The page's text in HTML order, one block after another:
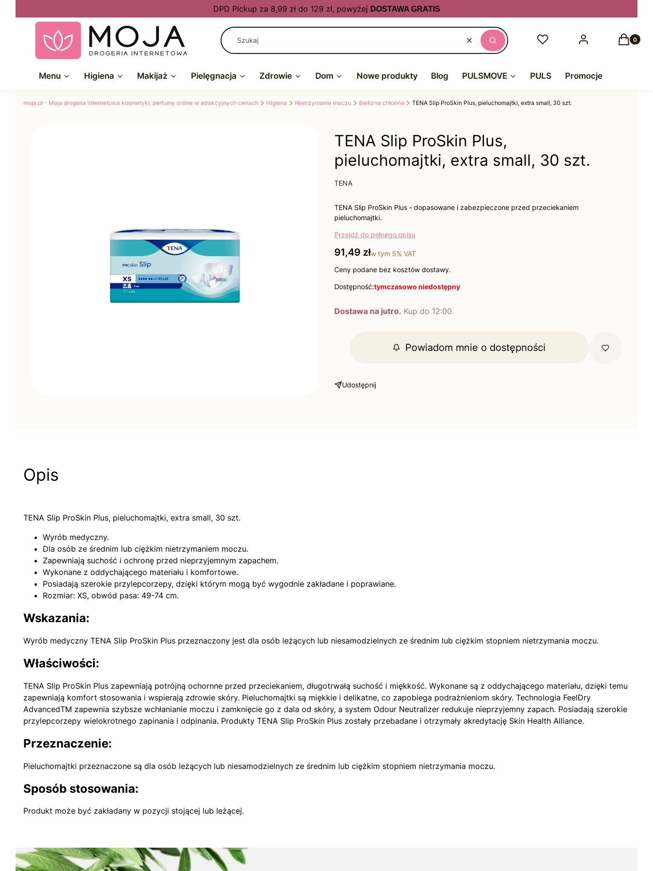
DPD Pickup za 8,99 zł do 129 zł, powyżej DOSTAWA GRATIS
WyczyśćSzukaj
Ulubione Zaloguj się Koszyk
Menu Higiena Makijaż Pielęgnacja Zdrowie Dom Nowe produkty Blog PULSMOVE PULS Promocje
moja.pl - Moja drogeria internetowa kosmetyki, perfumy online w atrakcyjnych cenach Higiena Nietrzymanie moczu Bielizna chłonna TENA Slip ProSkin Plus, pieluchomajtki, extra small, 30 szt.
TENA Slip ProSkin Plus,
pieluchomajtki, extra small, 30 szt.
TENA
TENA Slip ProSkin Plus - dopasowane i zabezpieczone przed przeciekaniem
pieluchomajtki.
Przejdź do pełnego opisu
Cena
91,49 złw tym 5% VAT
Ceny podane bez kosztów dostawy.
Dostępność:tymczasowo niedostępny
Dostawa na jutro. Kup do 12:00.
Powiadom mnie o dostępności
Udostępnij
Opis
TENA Slip ProSkin Plus, pieluchomajtki, extra small, 30 szt.
Wyrób medyczny.
Dla osób ze średnim lub ciężkim nietrzymaniem moczu.
Zapewniają suchość i ochronę przed nieprzyjemnym zapachem.
Wykonane z oddychającego materiału i komfortowe.
Posiadają szerokie przylepcorzepy, dzięki którym mogą być wygodnie zakładane i poprawiane.
Rozmiar: XS, obwód pasa: 49-74 cm.
Wskazania:
Wyrób medyczny TENA Slip ProSkin Plus przeznaczony jest dla osób leżących lub niesamodzielnych ze średnim lub ciężkim stopniem nietrzymania moczu.
Właściwości:
TENA Slip ProSkin Plus zapewniają potrójną ochornne przed przeciekaniem, długotrwałą suchość i miękkość. Wykonane są z oddychającego materiału, dzięki temu
zapewniają komfort stosowania i wspierają zdrowie skóry. Pieluchomajtki są miękkie i delikatne, co zapobiega podrażnieniom skóry. Technologia FeelDry
AdvancedTM zapewnia szybsze wchłanianie moczu i zamknięcie go z dala od skóry, a system Odour Neutralizer redukuje nieprzyjemny zapach. Posiadają szerokie
przylepcorzepy wielokrotnego zapinania i odpinania. Produkty TENA Slip ProSkin Plus zostały przebadane i otrzymały akredytację Skin Health Alliance.
Przeznaczenie:
Pieluchomajtki przeznaczone są dla osób leżących lub niesamodzielnych ze średnim lub ciężkim stopniem nietrzymania moczu.
Sposób stosowania:
Produkt może być zakładany w pozycji stojącej lub leżącej.